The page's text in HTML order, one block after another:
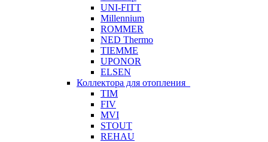
UNI-FITT
Millennium
ROMMER
NED Thermo
TIEMME
UPONOR
ELSEN
Коллектора для отопления
TIM
FIV
MVI
STOUT
REHAU